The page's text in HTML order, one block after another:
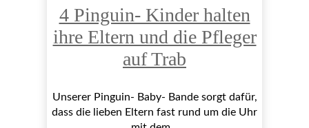
4 Pinguin- Kinder halten
ihre Eltern und die Pfleger
auf Trab
Unserer Pinguin- Baby- Bande sorgt dafür,
dass die lieben Eltern fast rund um die Uhr